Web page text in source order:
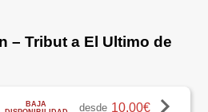
– Tribut a El Ultimo de
BAJA
desde 10,00€